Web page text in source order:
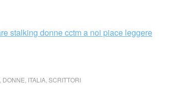
DONNE ITALIA SCRITTORI